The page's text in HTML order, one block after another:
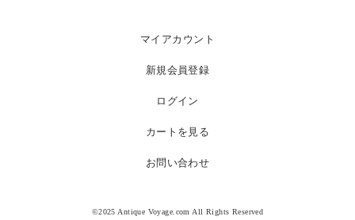
マイアカウント
新規会員登録
ログイン
カートを見る
お問い合わせ
©2025 Antique Voyage.com All Rights Reserved